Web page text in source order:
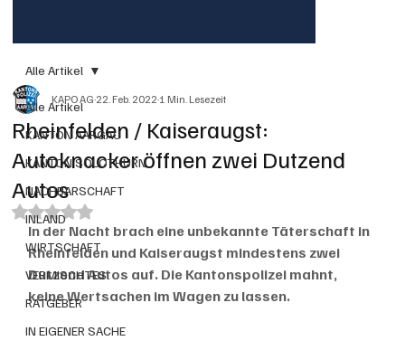
Alle Artikel
KANTON AARGAU
KANTON SOLOTHURN
NACHBARSCHAFT
INLAND
WIRTSCHAFT
VERMISCHTES
RATGEBER
IN EIGENER SACHE
Alle Artikel
Rheinfelden / Kaiseraugst:
Autoknacker öffnen zwei Dutzend
Autos
KAPO AG22. Feb. 20221 Min. Lesezeit
Mit NaN von 5 Sternen bewertet.
In der Nacht brach eine unbekannte Täterschaft in
Rheinfelden und Kaiseraugst mindestens zwei
Dutzend Autos auf. Die Kantonspolizei mahnt,
keine Wertsachen im Wagen zu lassen.